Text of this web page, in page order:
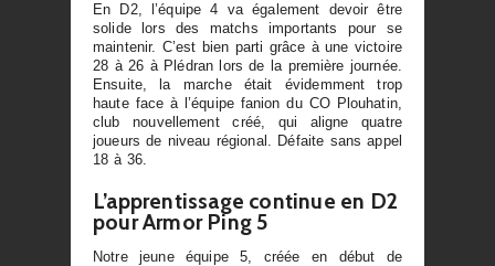
En D2, l’équipe 4 va également devoir être
solide lors des matchs importants pour se
maintenir. C’est bien parti grâce à une victoire
28 à 26 à Plédran lors de la première journée.
Ensuite, la marche était évidemment trop
haute face à l’équipe fanion du CO Plouhatin,
club nouvellement créé, qui aligne quatre
joueurs de niveau régional. Défaite sans appel
18 à 36.
L’apprentissage continue en D2
pour Armor Ping 5
Notre jeune équipe 5, créée en début de